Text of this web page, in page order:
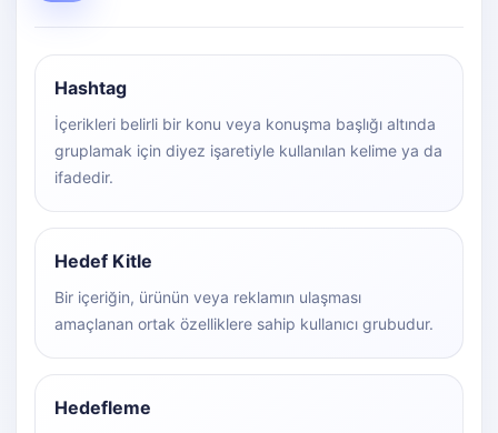
Hashtag
İçerikleri belirli bir konu veya konuşma başlığı altında
gruplamak için diyez işaretiyle kullanılan kelime ya da
ifadedir.
Hedef Kitle
Bir içeriğin, ürünün veya reklamın ulaşması
amaçlanan ortak özelliklere sahip kullanıcı grubudur.
Hedefleme